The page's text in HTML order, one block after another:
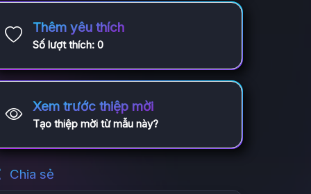
Thêm yêu thích
Số lượt thích: 0
Xem trước thiệp mời
Tạo thiệp mời từ mẫu này?
Chia sẻ